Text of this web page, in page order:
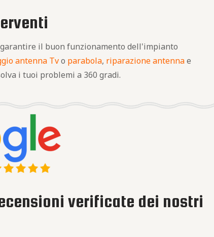
il buon funzionamento dell'impianto
antenna Tvo parabola, riparazione antennae
i tuoi problemi a 360 gradi.
verificate dei nostri